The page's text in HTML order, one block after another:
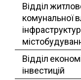
Відділ
комунальної
Відділ
інвестицій